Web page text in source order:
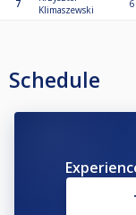
7
Klimaszewski
6
Schedule